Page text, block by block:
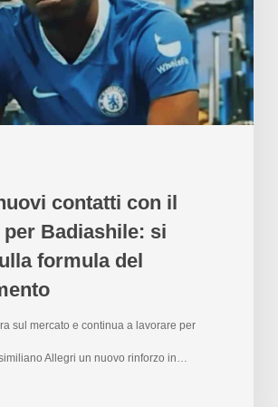
contatti con il
per Badiashile: si
formula del
sul mercato e continua a lavorare per
Allegri un nuovo rinforzo in…